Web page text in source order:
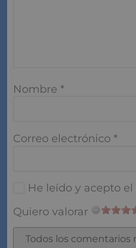
Nombre *
Correo electrónico *
He leído y acepto el
Quiero valorar